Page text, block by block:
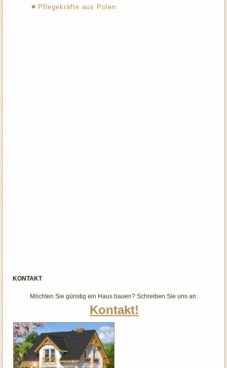
Pflegekräfte aus Polen
KONTAKT
Möchten Sie günstig ein Haus bauen? Schreiben Sie uns an:
Kontakt!